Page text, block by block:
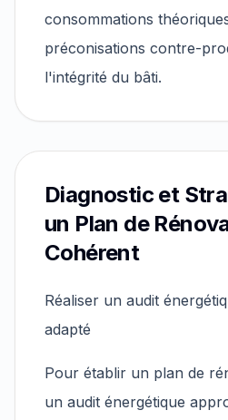
consommations
préconisations contre-
l'intégrité du bâti.
Diagnostic et
un Plan de
Cohérent
Réaliser un audit
adapté
Pour établir un plan de
un audit énergétique